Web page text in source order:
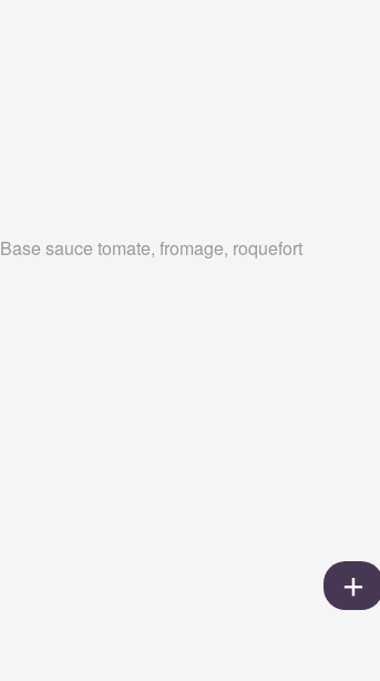
Base sauce tomate, fromage, roquefort